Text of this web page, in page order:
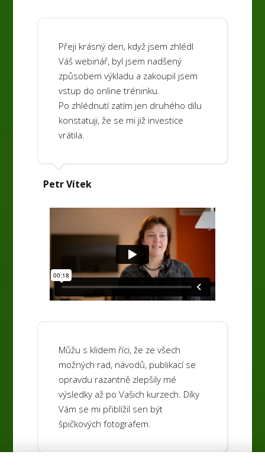
Přeji krásný den, když jsem zhlédl
Váš webinář, byl jsem nadšený
způsobem výkladu a zakoupil jsem
vstup do online tréninku.
Po zhlédnutí zatím jen druhého dílu
konstatuji, že se mi již investice
vrátila.
Petr Vítek
Můžu s klidem říci, že ze všech
možných rad, návodů, publikací se
opravdu razantně zlepšily mé
výsledky až po Vašich kurzech. Díky
Vám se mi přiblížil sen být
špičkových fotografem.